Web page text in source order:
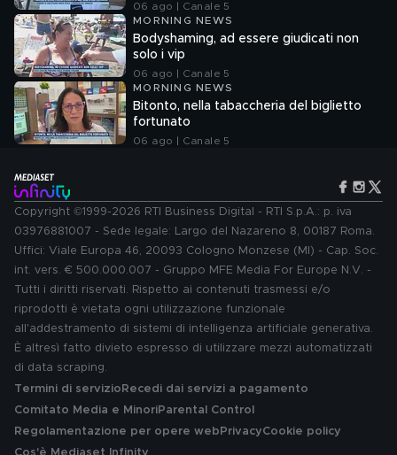
06 ago | Canale 5
MORNING NEWS
Bodyshaming, ad essere giudicati non
solo i vip
06 ago | Canale 5
MORNING NEWS
Bitonto, nella tabaccheria del biglietto
fortunato
06 ago | Canale 5
Copyright ©1999-2026 RTI Business Digital - RTI S.p.A.: p. iva
03976881007 - Sede legale: Largo del Nazareno 8, 00187 Roma.
Uffici: Viale Europa 46, 20093 Cologno Monzese (MI) - Cap. Soc.
int. vers. € 500.000.007 - Gruppo MFE Media For Europe N.V. -
Tutti i diritti riservati. Rispetto ai contenuti trasmessi e/o
riprodotti è vietata ogni utilizzazione funzionale
all'addestramento di sistemi di intelligenza artificiale generativa.
È altresì fatto divieto espresso di utilizzare mezzi automatizzati
di data scraping.
Termini di servizio Recedi dai servizi a pagamento
Comitato Media e MinoriParental Control
Regolamentazione per opere web PrivacyCookie policy